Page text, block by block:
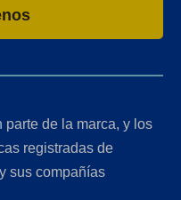
parte de la marca, y los
registradas de
sus compañías